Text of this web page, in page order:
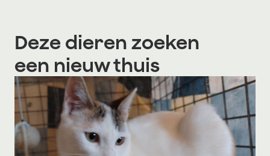
Deze dieren zoeken
een nieuw thuis